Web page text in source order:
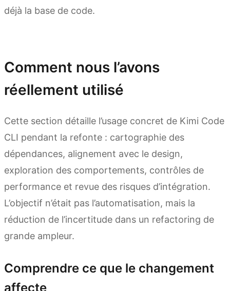
déjà la base de code.
Comment nous l’avons
réellement utilisé
Cette section détaille l’usage concret de Kimi Code
CLI pendant la refonte : cartographie des
dépendances, alignement avec le design,
exploration des comportements, contrôles de
performance et revue des risques d’intégration.
L’objectif n’était pas l’automatisation, mais la
réduction de l’incertitude dans un refactoring de
grande ampleur.
Comprendre ce que le changement
affecte